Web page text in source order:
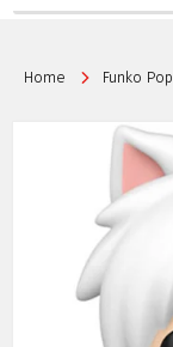
Home Funko Pop